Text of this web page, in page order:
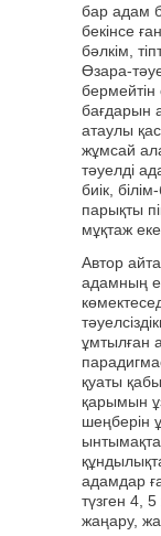
бар адам
бекінсе
бәлкім,
Өзара-
бермейтін
бағдарын
атаулы
жұмсай
тәуелді
биік,
парықты
мұқтаж
Автор
адамның
ұмтылған
қуаты
қарымын
шеңберін
адамдар
түзген 4,
жаңару,